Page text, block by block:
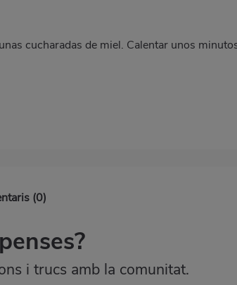
cucharadas de miel. Calentar unos
(0)
i trucs amb la comunitat.